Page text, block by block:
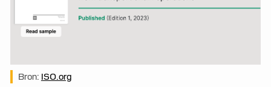
Bron: ISO.org